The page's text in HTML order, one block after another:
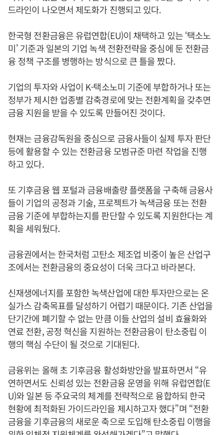
드라인이 나오면서 제도화가 진행되고 있다.
한국형 전환금융은 유럽연합(EU)이 채택하고 있는 ‘택소노
미’ 기준과 일본의 기업 녹색 전환전략을 중심에 둔 전환금
융 정책 구조를 병행하는 방식으로 큰 틀을 짰다.
기업의 투자와 사업이 K-택소노미 기준에 부합하거나 또는
정부가 제시한 업종별 감축경로에 맞는 전환계획을 갖추면
금융 지원을 받을 수 있도록 만들어진 것이다.
현재는 금융감독원을 중심으로 금융사들이 실제 투자 판단
등에 활용할 수 있는 전환금융 모범규준 마련 작업을 진행
하고 있다.
또 기후금융 웹 포털과 금융배출량 플랫폼을 구축해 금융사
들이 기업의 공정과 기술, 프로젝트가 녹색금융 또는 전환
금융 기준에 부합하는지를 판단할 수 있도록 지원한다는 계
획을 세워뒀다.
금융권에서는 한국처럼 고탄소 제조업 비중이 높은 산업구
조에서는 전환금융의 중요성이 더욱 크다고 바라본다.
신재생에너지를 포함한 녹색산업에 대한 투자만으로는 온
실가스 감축목표를 달성하기 어렵기 때문이다. 기존 산업을
단기간에 폐기할 수 없는 만큼 이들 산업의 설비 효율화와
연료 전환, 공정 혁신을 지원하는 전환금융이 탄소중립 이
행의 핵심 수단이 될 것으로 기대된다.
금융위는 올해 초 기후금융 활성화방안을 발표하면서 “유
연하면서도 신뢰성 있는 전환금융 운영을 위해 유럽연합(E
U)와 일본 등 주요국의 체계를 전략적으로 융합하되 한국
현황에 최적화된 가이드라인을 제시하고자 했다”며 “전환
금융을 기후금융의 새로운 축으로 도입해 탄소중립 이행을